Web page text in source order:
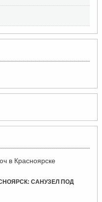
S
в Красноярске
САНУЗЕЛ ПОД